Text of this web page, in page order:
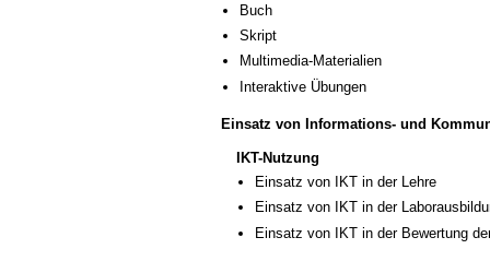
Buch
Skript
Multimedia-Materialien
Interaktive Übungen
Einsatz von Informations- und
IKT-Nutzung
Einsatz von IKT in der Lehre
Einsatz von IKT in der
Einsatz von IKT in der Bewertung